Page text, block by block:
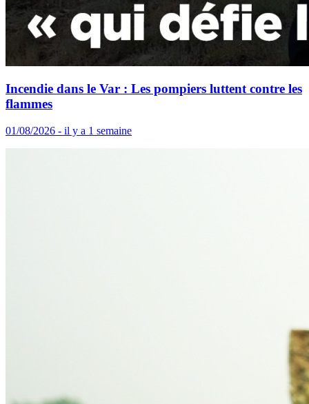
Incendie dans le Var : Les pompiers luttent contre les
flammes
01/08/2026 - il y a 1 semaine